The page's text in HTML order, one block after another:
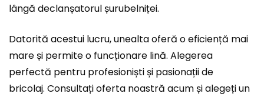
lângă declanșatorul șurubelniței.
Datorită acestui lucru, unealta oferă o eficiență mai
mare și permite o funcționare lină. Alegerea
perfectă pentru profesioniști și pasionații de
bricolaj. Consultați oferta noastră acum și alegeți un